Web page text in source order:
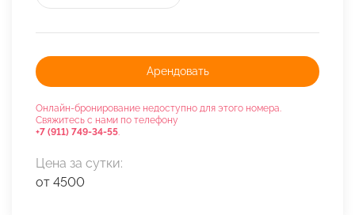
Арендовать
Онлайн-бронирование недоступно для этого номера.
Свяжитесь с нами по телефону
+7 (911) 749-34-55
Цена за сутки:
от 4500